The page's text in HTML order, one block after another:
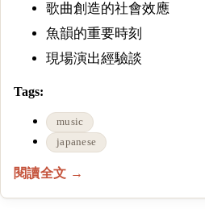
歌曲創造的社會效應
魚韻的重要時刻
現場演出經驗談
Tags:
music
japanese
閱讀全文 →